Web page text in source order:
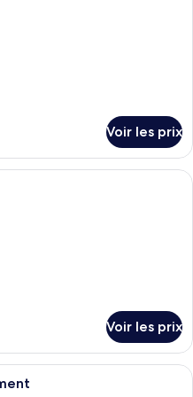
Voir les prix
Une chambre moderne avec un
Voir les prix
Un salon moderne comprenant un